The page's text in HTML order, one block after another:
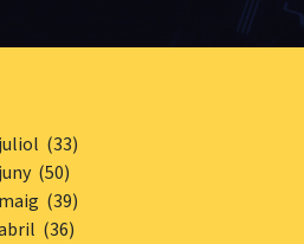
(33)
(50)
(39)
(36)